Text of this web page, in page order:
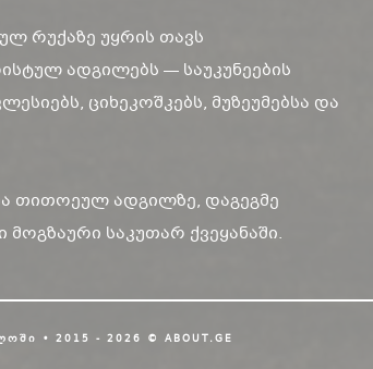
რუქაზე უყრის თავს
ადგილებს — საუკუნეების
ციხეკოშკებს, მუზეუმებსა და
თითოეულ ადგილზე, დაგეგმე
საკუთარ ქვეყანაში.
• 2015 - 2026 © ABOUT.GE